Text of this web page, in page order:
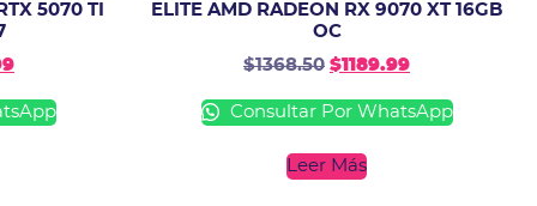
5070 TI
ELITE AMD RADEON RX 9070 XT 16GB
OC
$1368.50 $1189.99
Consultar Por WhatsApp
Leer Más